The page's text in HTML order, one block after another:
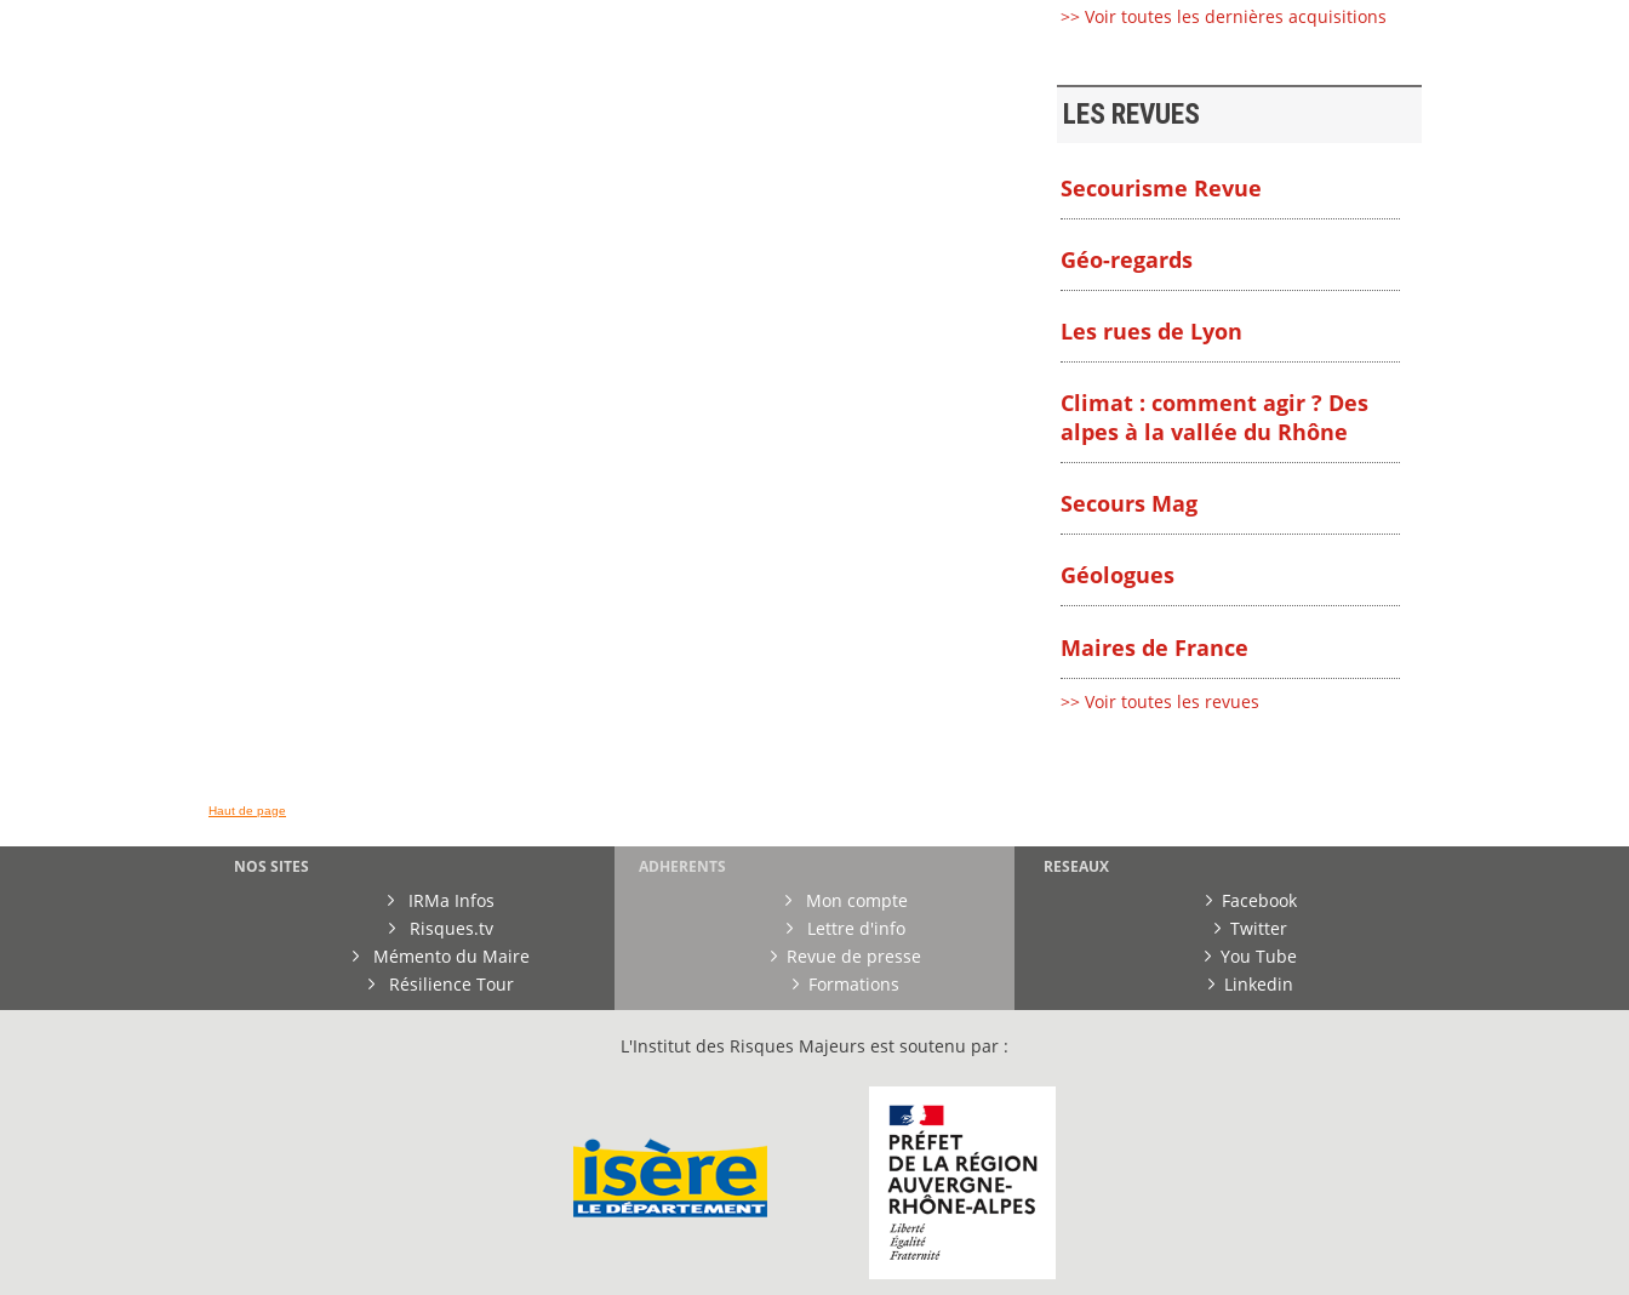
>> Voir toutes les dernières acquisitions
LES REVUES
Secourisme Revue
Géo-regards
Les rues de Lyon
Climat : comment agir ? Des
alpes à la vallée du Rhône
Secours Mag
Géologues
Maires de France
>> Voir toutes les revues
Haut de page
NOS SITES
IRMa Infos
Risques.tv
Mémento du Maire
Résilience Tour
ADHERENTS
Mon compte
Lettre d'info
Revue de presse
Formations
RESEAUX
Facebook
Twitter
You Tube
Linkedin
L'Institut des Risques Majeurs est soutenu par :